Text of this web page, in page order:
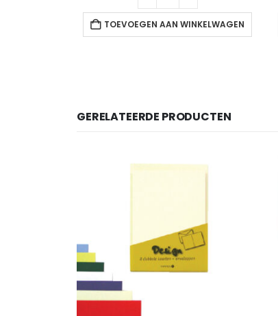
TOEVOEGEN AAN WINKELWAGEN
GERELATEERDE PRODUCTEN